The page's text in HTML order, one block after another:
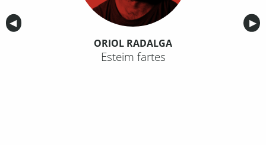
Anterior
◀︎ ▶︎
ORIOL RADALGA
Esteim fartes